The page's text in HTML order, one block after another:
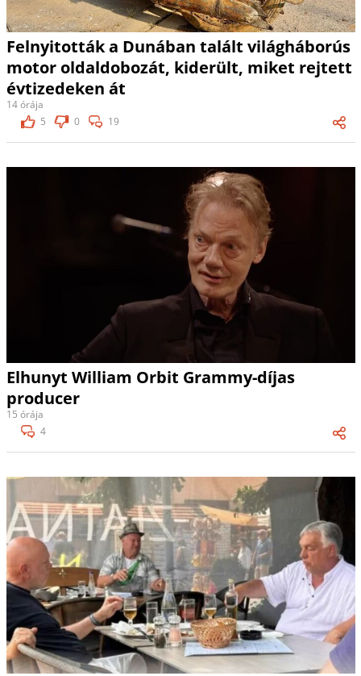
Felnyitották a Dunában talált világháborús
motor oldaldobozát, kiderült, miket rejtett
évtizedeken át
14 órája
5
0 19
Elhunyt William Orbit Grammy-díjas
producer
15 órája
4